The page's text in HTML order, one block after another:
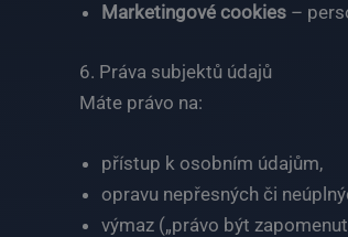
Marketingové cookies –
6. Práva subjektů údajů
Máte právo na:
přístup k osobním údajům,
opravu nepřesných či
výmaz („právo být